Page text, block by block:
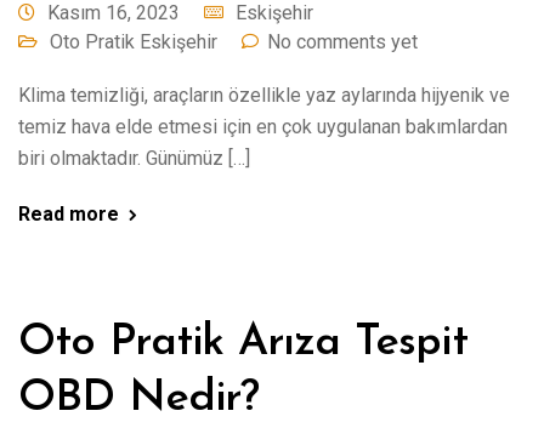
Kasım 16, 2023
Eskişehir
Oto Pratik Eskişehir
No comments yet
Klima temizliği, araçların özellikle yaz aylarında hijyenik ve
temiz hava elde etmesi için en çok uygulanan bakımlardan
biri olmaktadır. Günümüz […]
Read more
Oto Pratik Arıza Tespit
OBD Nedir?